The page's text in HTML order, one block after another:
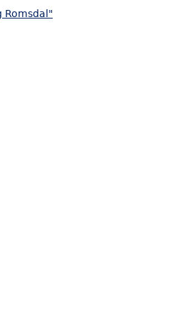
Romsdal"